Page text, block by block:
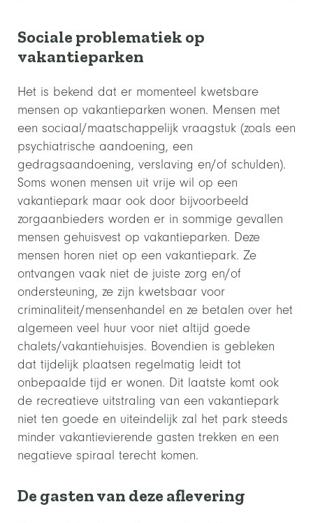
Sociale problematiek op
vakantieparken
Het is bekend dat er momenteel kwetsbare
mensen op vakantieparken wonen. Mensen met
een sociaal/maatschappelijk vraagstuk (zoals een
psychiatrische aandoening, een
gedragsaandoening, verslaving en/of schulden).
Soms wonen mensen uit vrije wil op een
vakantiepark maar ook door bijvoorbeeld
zorgaanbieders worden er in sommige gevallen
mensen gehuisvest op vakantieparken. Deze
mensen horen niet op een vakantiepark. Ze
ontvangen vaak niet de juiste zorg en/of
ondersteuning, ze zijn kwetsbaar voor
criminaliteit/mensenhandel en ze betalen over het
algemeen veel huur voor niet altijd goede
chalets/vakantiehuisjes. Bovendien is gebleken
dat tijdelijk plaatsen regelmatig leidt tot
onbepaalde tijd er wonen. Dit laatste komt ook
de recreatieve uitstraling van een vakantiepark
niet ten goede en uiteindelijk zal het park steeds
minder vakantievierende gasten trekken en een
negatieve spiraal terecht komen.
De gasten van deze aflevering